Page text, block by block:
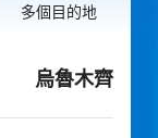
多個目的地
烏魯木齊